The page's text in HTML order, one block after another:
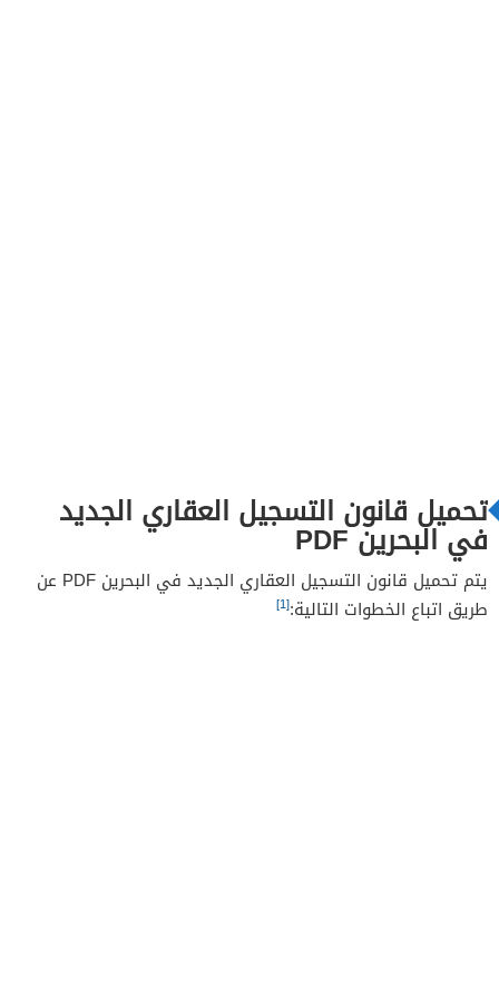
تحميل قانون التسجيل العقاري الجديد
في البحرين PDF
يتم تحميل قانون التسجيل العقاري الجديد في البحرين PDF عن
طريق اتباع الخطوات التالية:[1]